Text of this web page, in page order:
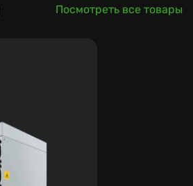
Посмотреть все товары